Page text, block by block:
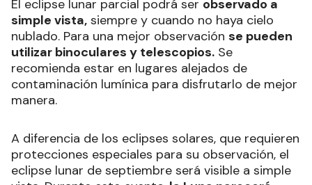
Este fenómeno es el tercer eclipse lunar de
2024,y se podrá ver desde cualquier parte del
continente americano, europeo y africano. Según
Time and Date, un reconocido sitio especializado
en eventos astronómicos, se ha calculado los
tiempos precisos del evento, indicando que,en
México comenzará a las 18:41, en Colombia a
4:12 de la madrugada, alcanzando su máximo a
las 4:44 y finalizando a las 5:18.